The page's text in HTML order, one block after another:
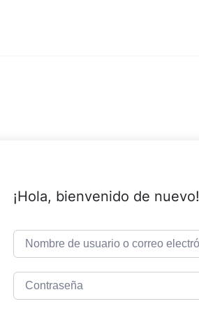
¡Hola, bienvenido de nuevo!